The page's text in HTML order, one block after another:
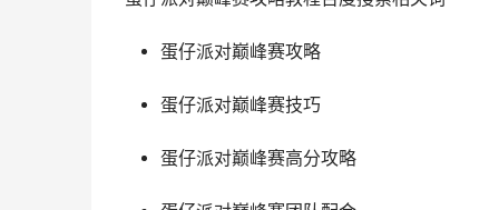
蛋仔派对巅峰赛攻略
蛋仔派对巅峰赛技巧
蛋仔派对巅峰赛高分攻略